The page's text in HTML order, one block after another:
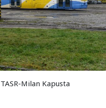
Milan Kapusta